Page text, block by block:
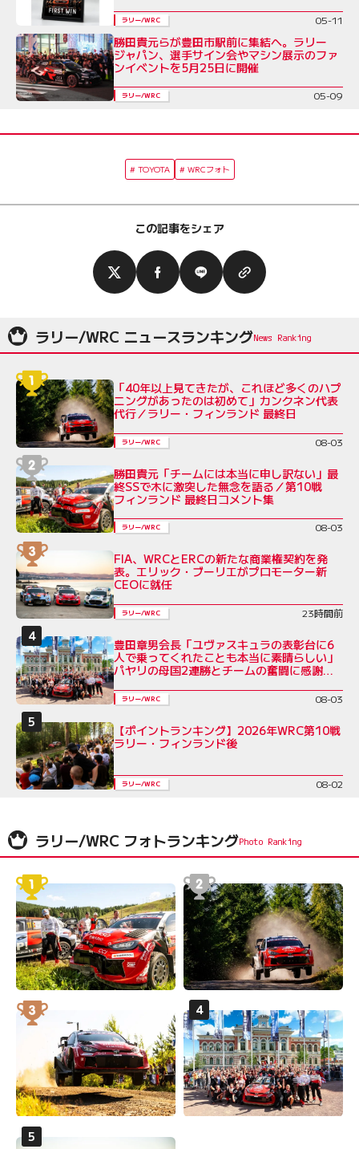
ラリー/WRC 05-11
勝田貴元らが豊田市駅前に集結へ。ラリー
ジャパン、選手サイン会やマシン展示のファ
ンイベントを5月25日に開催
ラリー/WRC 05-09
TOYOTA WRCフォト
この記事をシェア
ラリー/WRC ニュースランキング
「40年以上見てきたが、これほど多くのハプ
ニングがあったのは初めて」カンクネン代表
代行／ラリー・フィンランド 最終日
ラリー/WRC 08-03
勝田貴元「チームには本当に申し訳ない」最
終SSで木に激突した無念を語る／第10戦
フィンランド 最終日コメント集
ラリー/WRC 08-03
FIA、WRCとERCの新たな商業権契約を発
表。エリック・ブーリエがプロモーター新
CEOに就任
ラリー/WRC 23時間前
豊田章男会長「ユヴァスキュラの表彰台に6
人で乗ってくれたことも本当に素晴らしい」
パヤリの母国2連勝とチームの奮闘に感謝を
ラリー/WRC 08-03
【ポイントランキング】2026年WRC第10戦
ラリー・フィンランド後
ラリー/WRC 08-02
ラリー/WRC フォトランキング